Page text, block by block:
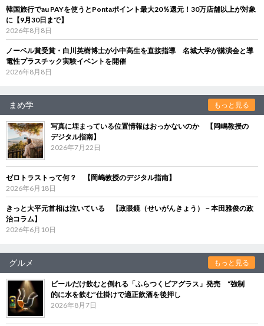
韓国旅行でau PAYを使うとPontaポイント最大20％還元！30万店舗以上が対象
に【9月30日まで】
2026年8月8日
ノーベル賞受賞・白川英樹博士が小中高生を直接指導 名城大学が講演会と導
電性プラスチック実験イベントを開催
2026年8月8日
まめ学 もっと見る
写真に埋まっている位置情報はおっかないのか 【岡嶋教授の
デジタル指南】
2026年7月22日
ゼロトラストって何？ 【岡嶋教授のデジタル指南】
2026年6月18日
きっと大平元首相は泣いている 【政眼鏡（せいがんきょう）－本田雅俊の政
治コラム】
2026年6月10日
グルメ もっと見る
ビールだけ飲むと倒れる「ふらつくビアグラス」発売 “強制
的に水を飲む”仕掛けで適正飲酒を後押し
2026年8月7日